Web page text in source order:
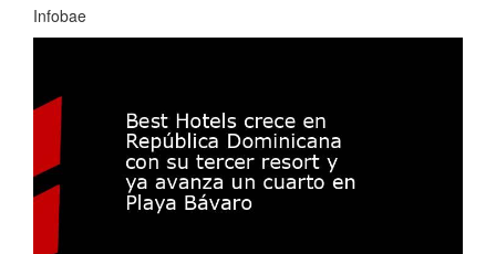
Infobae